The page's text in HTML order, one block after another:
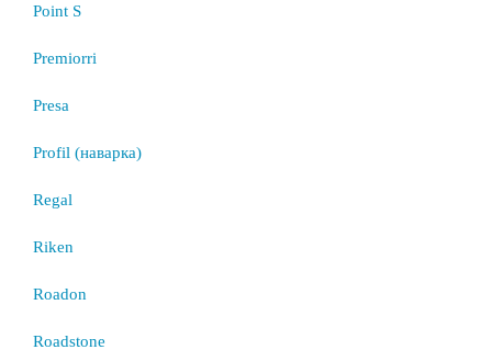
Point S
Premiorri
Presa
Profil (наварка)
Regal
Riken
Roadon
Roadstone